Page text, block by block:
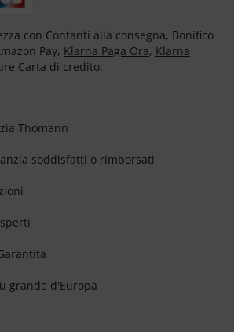
con Contanti alla consegna, Bonifico
Pay, Klarna Paga Ora, Klarna
Carta di credito.
Thomann
soddisfatti o rimborsati
grande d'Europa